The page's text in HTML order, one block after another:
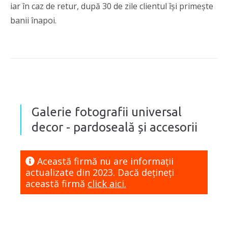
iar în caz de retur, după 30 de zile clientul își primește
banii înapoi.
Galerie fotografii universal
decor - pardoseală și accesorii
Această firmă nu are informaţii
actualizate din 2023. Dacă dețineți
această firmă click aici.